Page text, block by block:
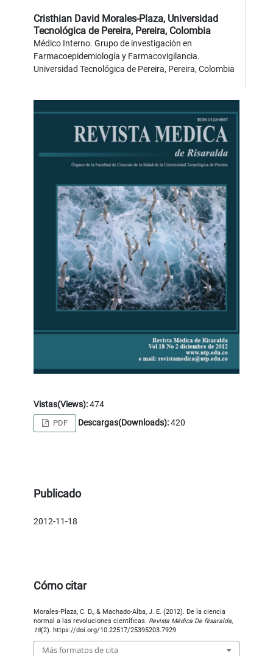
Cristhian David Morales-Plaza, Universidad
Tecnológica de Pereira, Pereira, Colombia
Médico Interno. Grupo de investigación en
Farmacoepidemiología y Farmacovigilancia.
Universidad Tecnológica de Pereira, Pereira, Colombia
Vistas(Views):474
PDF Descargas(Downloads):420
Publicado
2012-11-18
Cómo citar
Morales-Plaza, C. D., & Machado-Alba, J. E. (2012). De la ciencia
normal a las revoluciones científicas. Revista Médica De Risaralda,
18(2). https://doi.org/10.22517/25395203.7929
Más formatos de cita